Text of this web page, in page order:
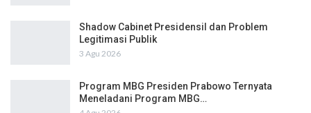
Shadow Cabinet Presidensil dan Problem
Legitimasi Publik
3 Agu 2026
Program MBG Presiden Prabowo Ternyata
Meneladani Program MBG…